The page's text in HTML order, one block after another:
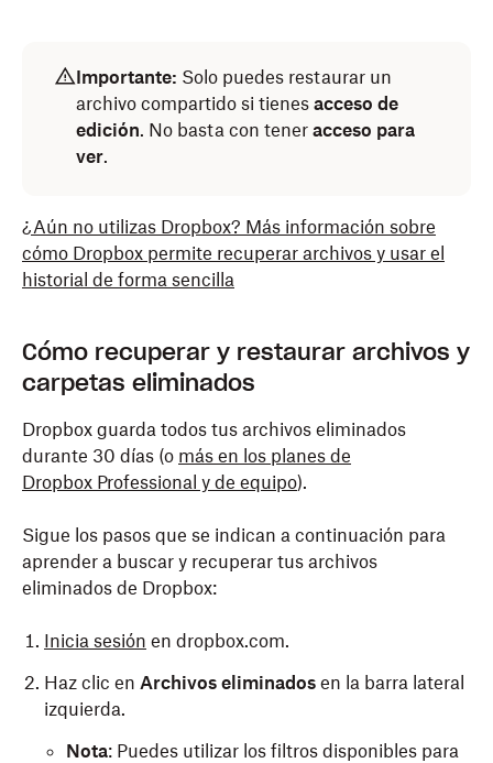
Importante: Solo puedes restaurar un
archivo compartido si tienes acceso de
edición. No basta con tener acceso para
ver.
¿Aún no utilizas Dropbox? Más información sobre
cómo Dropbox permite recuperar archivos y usar el
historial de forma sencilla
Cómo recuperar y restaurar archivos y
carpetas eliminados
Dropbox guarda todos tus archivos eliminados
durante 30 días (o más en los planes de
Dropbox Professional y de equipo).
Sigue los pasos que se indican a continuación para
aprender a buscar y recuperar tus archivos
eliminados de Dropbox:
Inicia sesión en dropbox.com.
Haz clic en Archivos eliminados en la barra lateral
izquierda.
Nota: Puedes utilizar los filtros disponibles para